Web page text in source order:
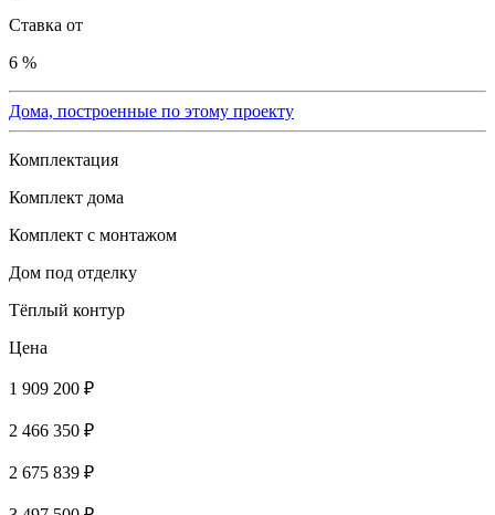
Ставка от
6 %
Дома, построенные по этому проекту
Комплектация
Комплект дома
Комплект с монтажом
Дом под отделку
Тёплый контур
Цена
1 909 200 ₽
2 466 350 ₽
2 675 839 ₽